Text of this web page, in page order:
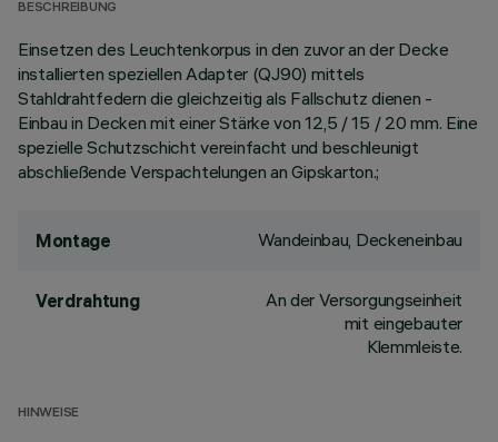
BESCHREIBUNG
Einsetzen des Leuchtenkorpus in den zuvor an der Decke
installierten speziellen Adapter (QJ90) mittels
Stahldrahtfedern die gleichzeitig als Fallschutz dienen -
Einbau in Decken mit einer Stärke von 12,5 / 15 / 20 mm. Eine
spezielle Schutzschicht vereinfacht und beschleunigt
abschließende Verspachtelungen an Gipskarton.;
Montage Wandeinbau, Deckeneinbau
Verdrahtung
An der Versorgungseinheit
mit eingebauter
Klemmleiste.
HINWEISE